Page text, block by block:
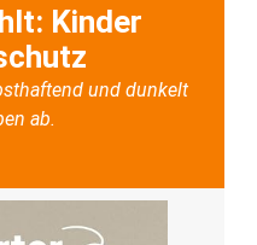
Kinder
und dunkelt
ab.